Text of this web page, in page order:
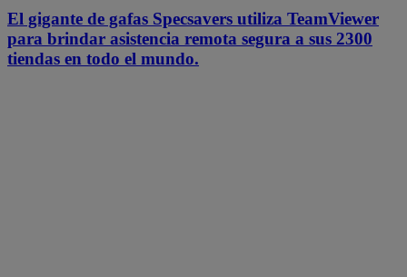
El gigante de gafas Specsavers utiliza TeamViewer
para brindar asistencia remota segura a sus 2300
tiendas en todo el mundo.